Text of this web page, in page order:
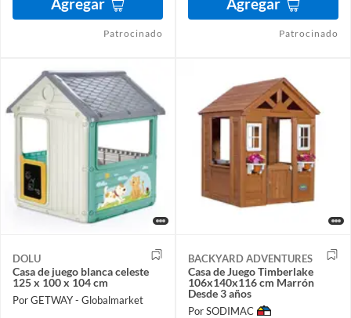
Agregar
Patrocinado
Agregar
Patrocinado
DOLU
Casa de juego blanca celeste
125 x 100 x 104 cm
Por GETWAY - Globalmarket
BACKYARD ADVENTURES
Casa de Juego Timberlake
106x140x116 cm Marrón
Desde 3 años
Por SODIMAC